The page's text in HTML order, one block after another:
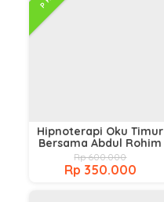
Hipnoterapi Oku Timur
Bersama Abdul Rohim
Rp 600.000
Rp 350.000